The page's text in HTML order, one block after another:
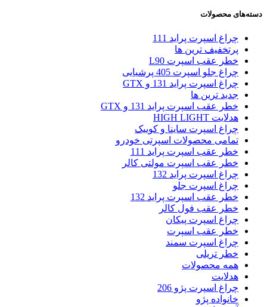
دسته‌های محصولات
چراغ اسپرت پراید 111
پرتخفیف ترین ها
خطر عقب اسپرت L90
چراغ جلو اسپرت 405 پرشیایی
چراغ اسپرت پراید 131 و GTX
جدید ترین ها
خطر عقب اسپرت پراید 131 و GTX
هدلایت HIGH LIGHT
چراغ اسپرت ساینا و کوییک
تمامی محصولات اسپرتی خودرو
خطر عقب اسپرت پراید 111
خطر عقب اسپرت مولتی کالر
چراغ اسپرت پراید 132
چراغ اسپرت جلو
خطر عقب اسپرت پراید 132
خطر عقب فول کالر
چراغ اسپرت پیکان
خطر عقب اسپرت
چراغ اسپرت سمند
خطر تریلی
همه محصولات
هدلایت
چراغ اسپرت پژو 206
خانواده پژو